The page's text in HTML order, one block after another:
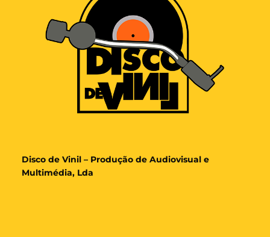
Disco de Vinil – Produção de Audiovisual e
Multimédia, Lda